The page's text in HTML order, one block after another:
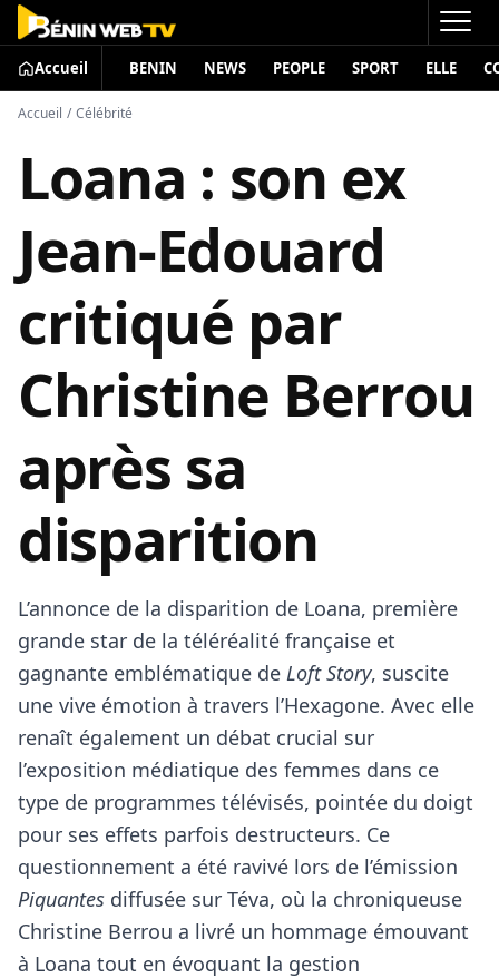
Accueil BENIN NEWS PEOPLE SPORT ELLE
Accueil / Célébrité
Loana : son ex
Jean-Edouard
critiqué par
Christine Berrou
après sa
disparition
L’annonce de la disparition de Loana, première
grande star de la téléréalité française et
gagnante emblématique de Loft Story, suscite
une vive émotion à travers l’Hexagone. Avec elle
renaît également un débat crucial sur
l’exposition médiatique des femmes dans ce
type de programmes télévisés, pointée du doigt
pour ses effets parfois destructeurs. Ce
questionnement a été ravivé lors de l’émission
Piquantes diffusée sur Téva, où la chroniqueuse
Christine Berrou a livré un hommage émouvant
à Loana tout en évoquant la gestion